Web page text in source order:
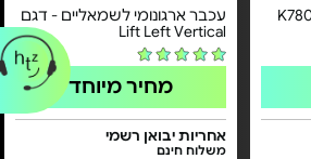
עכבר ארגונומי לשמאליים - דגם
Lift Left Vertical
מחיר מיוחד
אחריות יבואן רשמי
משלוח חינם